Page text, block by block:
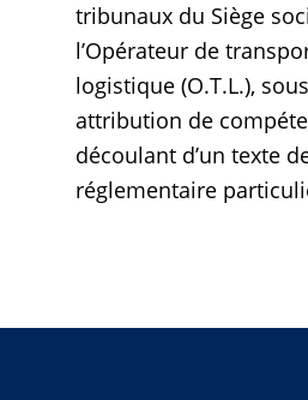
tribunaux du Siège
l’Opérateur de
logistique (O.T.L.),
attribution de
découlant d’un texte
réglementaire